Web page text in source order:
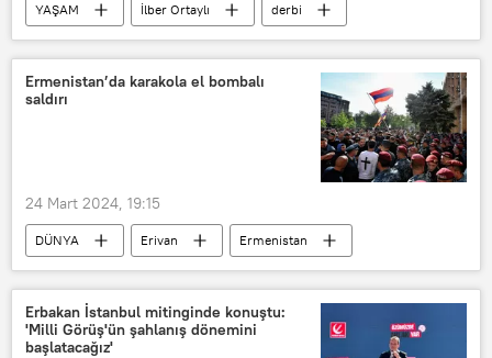
YAŞAM İlber Ortaylı
derbi
Fenerbahçe
Trabzonspor
Futbol
Ermenistan’da karakola el bombalı
saldırı
24 Mart 2024, 19:15
DÜNYA Erivan
Ermenistan
karakol
Bomba
bomba
Saldırı
Özel kuvvetler
Erbakan İstanbul mitinginde konuştu:
'Milli Görüş'ün şahlanış dönemini
başlatacağız'